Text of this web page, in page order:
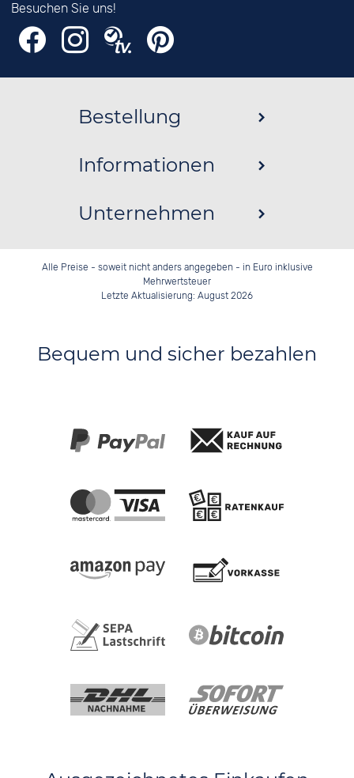
Besuchen Sie uns!
Bestellung
Informationen
Unternehmen
Alle Preise - soweit nicht anders angegeben - in Euro inklusive
Mehrwertsteuer
Letzte Aktualisierung: August 2026
Bequem und sicher bezahlen